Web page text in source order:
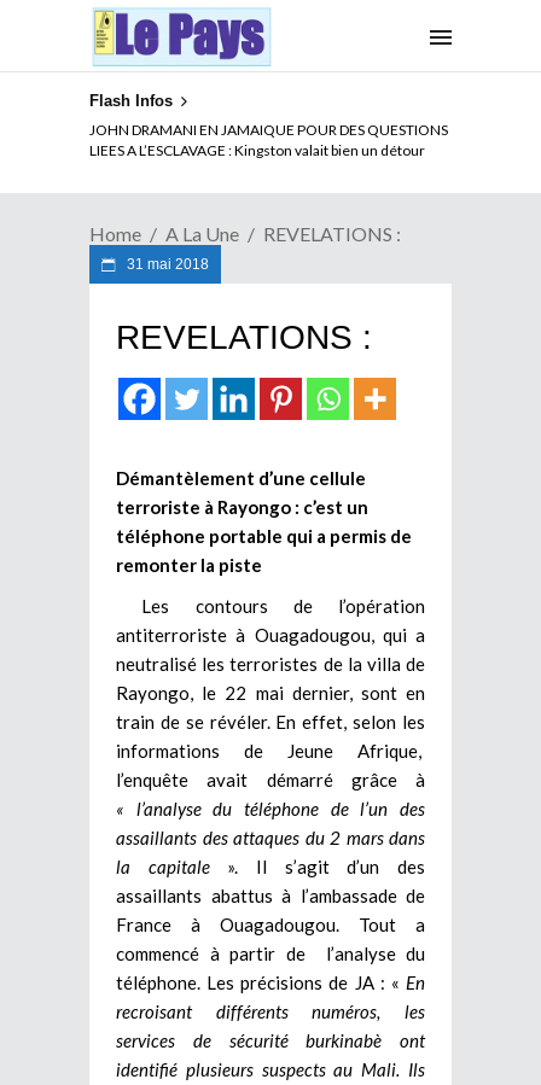
Flash Infos
JOHN DRAMANI EN JAMAIQUE POUR DES QUESTIONS
LIEES A L’ESCLAVAGE : Kingston valait bien un détour
ELECTION DE TALON A LA TETE DU SENAT BENINOIS :
Quand Patrice quitte le pouvoir sans partir !
Home A La Une REVELATIONS :
31 mai 2018
REVELATIONS :
Démantèlement d’une cellule
terroriste à Rayongo : c’est un
téléphone portable qui a permis de
remonter la piste
Les contours de l’opération
antiterroriste à Ouagadougou, qui a
neutralisé les terroristes de la villa de
Rayongo, le 22 mai dernier, sont en
train de se révéler. En effet, selon les
informations de Jeune Afrique,
l’enquête avait démarré grâce à
« l’analyse du téléphone de l’un des
assaillants des attaques du 2 mars dans
la capitale ». Il s’agit d’un des
assaillants abattus à l’ambassade de
France à Ouagadougou. Tout a
commencé à partir de l’analyse du
téléphone. Les précisions de JA : « En
recroisant différents numéros, les
services de sécurité burkinabè ont
identifié plusieurs suspects au Mali. Ils